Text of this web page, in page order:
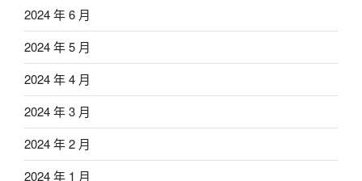
2024 年 6 月
2024 年 5 月
2024 年 4 月
2024 年 3 月
2024 年 2 月
2024 年 1 月